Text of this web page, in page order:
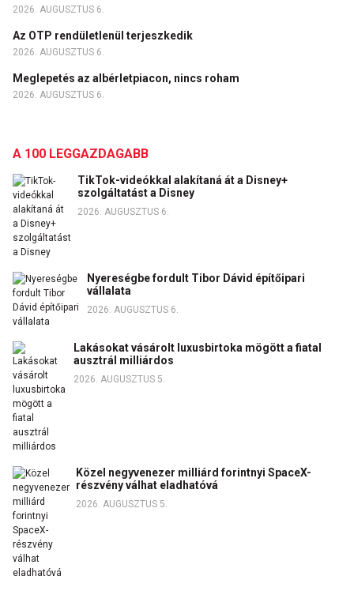
2026. AUGUSZTUS 6.
Az OTP rendületlenül terjeszkedik
2026. AUGUSZTUS 6.
Meglepetés az albérletpiacon, nincs roham
2026. AUGUSZTUS 6.
A 100 LEGGAZDAGABB
TikTok-videókkal alakítaná át a Disney+
szolgáltatást a Disney
2026. AUGUSZTUS 6.
Nyereségbe fordult Tibor Dávid építőipari
vállalata
2026. AUGUSZTUS 6.
Lakásokat vásárolt luxusbirtoka mögött a fiatal
ausztrál milliárdos
2026. AUGUSZTUS 5.
Közel negyvenezer milliárd forintnyi SpaceX-
részvény válhat eladhatóvá
2026. AUGUSZTUS 5.